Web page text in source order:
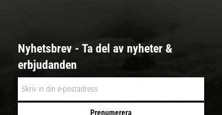
Nyhetsbrev - Ta del av nyheter &
erbjudanden
Prenumerera